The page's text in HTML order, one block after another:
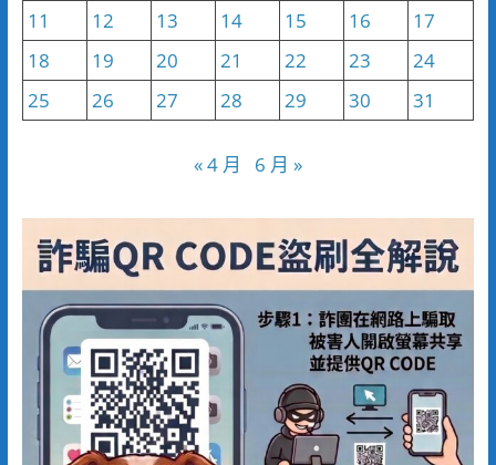
11
12 13 14 15 16
17
18
19 20 21 22 23
24
25
26 27 28 29 30 31
« 4 月 6 月 »